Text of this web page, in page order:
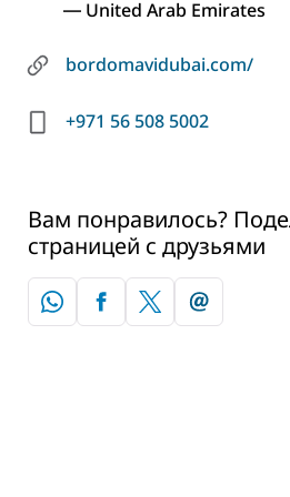
― United Arab Emirates
bordomavidubai.com/
+971 56 508 5002
Вам понравилось?
страницей с друзьями